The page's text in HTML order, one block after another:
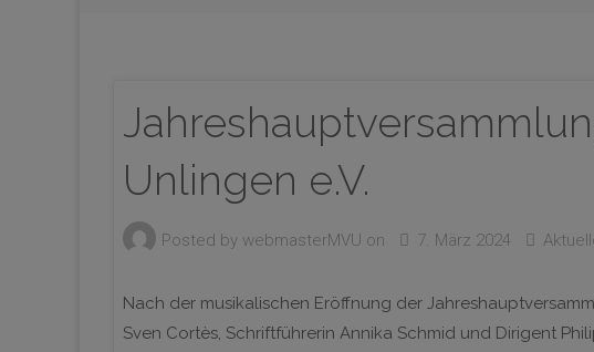
Unlingen e.V.
Posted by webmasterMVU on 7. März 2024
Nach der musikalischen Eröffnung der
Sven Cortès, Schriftführerin Annika Schmid und Dirigent